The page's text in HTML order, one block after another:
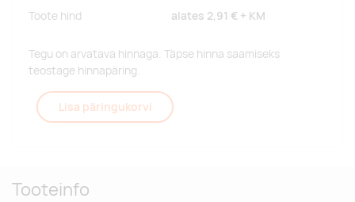
Toote hind alates 2,91 € + KM
Tegu on arvatava hinnaga. Täpse hinna saamiseks
teostage hinnapäring.
Lisa päringukorvi
Tooteinfo